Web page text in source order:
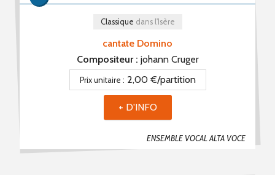
cantate Domino
ENSEMBLE VOCAL ALTA VOCE
Classique dans l'Isère
Compositeur : johann Cruger
Prix unitaire : 2,00 €/partition
+ D'INFO